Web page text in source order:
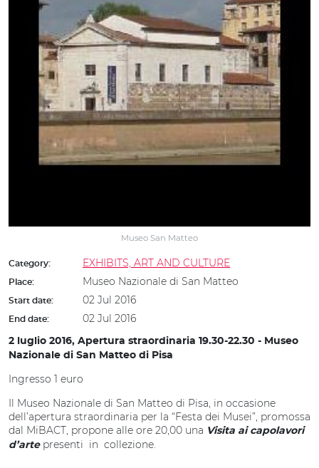
Museo San Matteo
Category: EXHIBITS, ART AND CULTURE
Place: Museo Nazionale di San Matteo
Start date: 02 Jul 2016
End date: 02 Jul 2016
2 luglio 2016, Apertura straordinaria 19.30-22.30 - Museo
Nazionale di San Matteo di Pisa
Ingresso 1 euro
Il Museo Nazionale di San Matteo di Pisa, in occasione
dell’apertura straordinaria per la “Festa dei Musei”, promossa
dal MiBACT, propone alle ore 20,00 una Visita ai capolavori
d’artepresenti in collezione.